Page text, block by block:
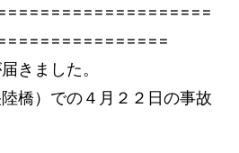
きました。
橋）での４月２２日の事故